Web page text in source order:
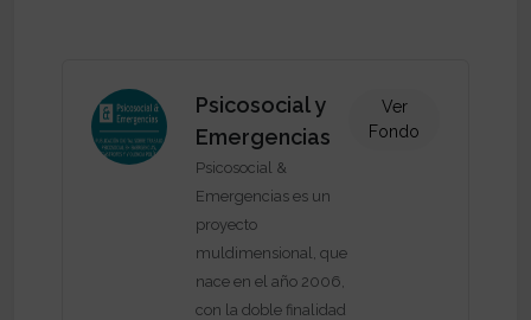
Psicosocial y
Emergencias
Psicosocial &
Emergencias es un
proyecto
muldimensional, que
nace en el año 2006,
con la doble finalidad
Ver
Fondo